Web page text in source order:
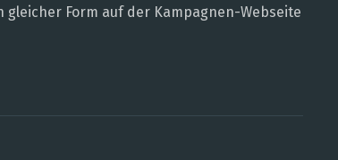
Form auf der Kampagnen-Webseite